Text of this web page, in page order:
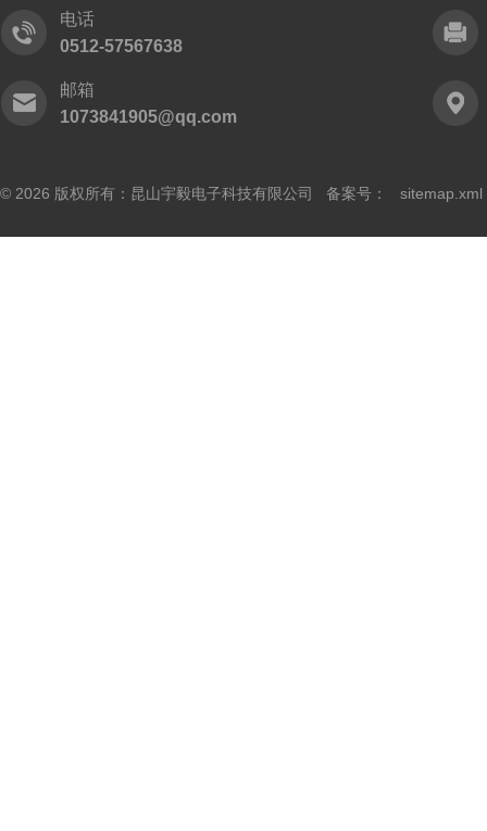
电话
0512-57567638
邮箱
1073841905@qq.com
© 2026 版权所有：昆山宇毅电子科技有限公司 备案号： sitemap.xml